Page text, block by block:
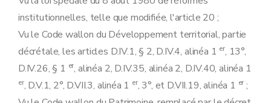
Art. 17
Art. 18
institutionnelles, telle que modifiée, l'article 20 ;
Vu le Code wallon du Développement territorial, partie
décrétale, les articles D.IV.1, § 2, D.IV.4, alinéa 1 er, 13°,
D.IV.26, § 1 er, alinéa 2, D.IV.35, alinéa 2, D.IV.40, alinéa 1
er, D.V.1, 2°, D.VII.3, alinéa 1 er, 3°, et D.VII.19, alinéa 1 er ;